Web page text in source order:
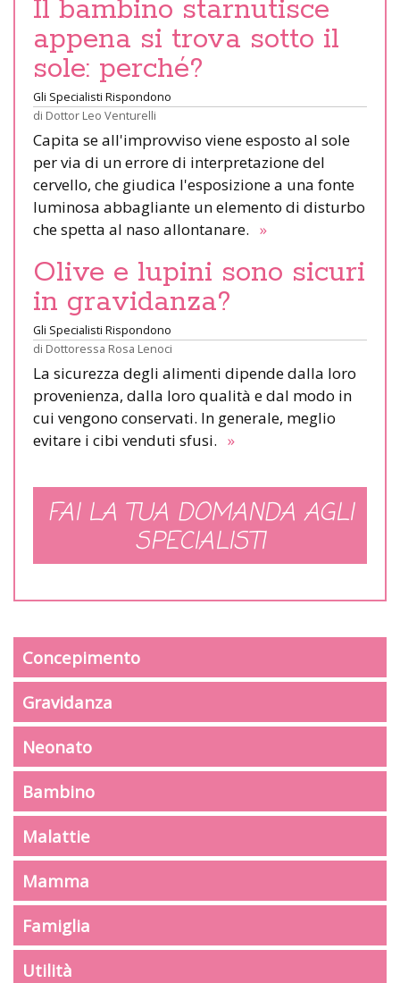
Il bambino starnutisce
appena si trova sotto il
sole: perché?
Gli Specialisti Rispondono
di Dottor Leo Venturelli
Capita se all'improvviso viene esposto al sole
per via di un errore di interpretazione del
cervello, che giudica l'esposizione a una fonte
luminosa abbagliante un elemento di disturbo
che spetta al naso allontanare. »
Olive e lupini sono sicuri
in gravidanza?
Gli Specialisti Rispondono
di Dottoressa Rosa Lenoci
La sicurezza degli alimenti dipende dalla loro
provenienza, dalla loro qualità e dal modo in
cui vengono conservati. In generale, meglio
evitare i cibi venduti sfusi. »
FAI LA TUA DOMANDA AGLI
SPECIALISTI
Concepimento
Gravidanza
Neonato
Bambino
Malattie
Mamma
Famiglia
Utilità